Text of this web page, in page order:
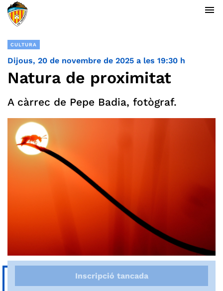
menu
CULTURA
Dijous, 20 de novembre de 2025 a les 19:30 h
Natura de proximitat
A càrrec de Pepe Badia, fotògraf.
Inscripció tancada